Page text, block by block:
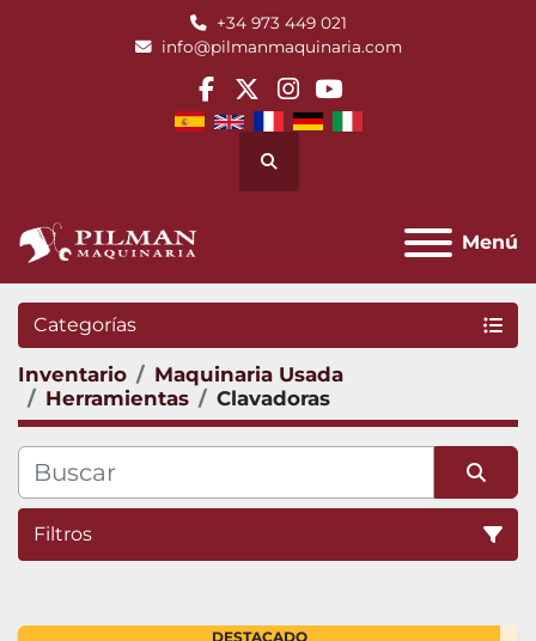
+34 973 449 021
info@pilmanmaquinaria.com
facebook
twitterinstagram
youtube
Buscar
Menú
Categorías
Inventario
Maquinaria Usada
Herramientas
Clavadoras
Filtros
DESTACADO